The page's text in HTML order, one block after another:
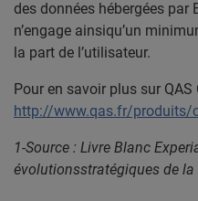
des données hébergées par
n’engage ainsiqu’un
la part de l’utilisateur.
Pour en savoir plus sur
http://www.qas.fr/produits/
1-Source : Livre Blanc
évolutionsstratégiques de la